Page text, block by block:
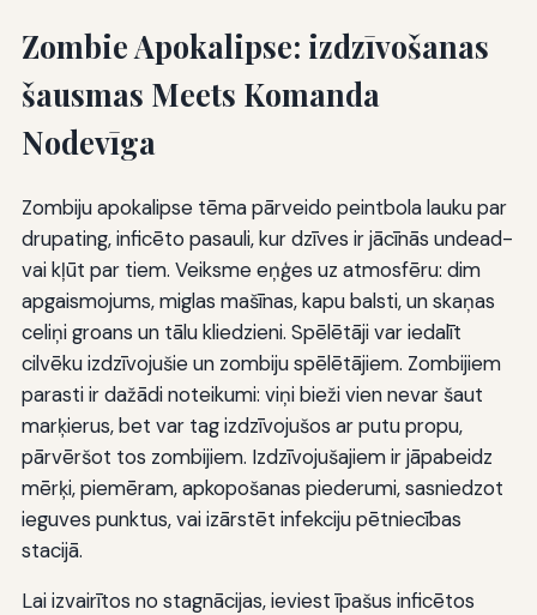
Zombie Apokalipse: izdzīvošanas
šausmas Meets Komanda
Nodevīga
Zombiju apokalipse tēma pārveido peintbola lauku par
drupating, inficēto pasauli, kur dzīves ir jācīnās undead-
vai kļūt par tiem. Veiksme eņģes uz atmosfēru: dim
apgaismojums, miglas mašīnas, kapu balsti, un skaņas
celiņi groans un tālu kliedzieni. Spēlētāji var iedalīt
cilvēku izdzīvojušie un zombiju spēlētājiem. Zombijiem
parasti ir dažādi noteikumi: viņi bieži vien nevar šaut
marķierus, bet var tag izdzīvojušos ar putu propu,
pārvēršot tos zombijiem. Izdzīvojušajiem ir jāpabeidz
mērķi, piemēram, apkopošanas piederumi, sasniedzot
ieguves punktus, vai izārstēt infekciju pētniecības
stacijā.
Lai izvairītos no stagnācijas, ieviest īpašus inficētos